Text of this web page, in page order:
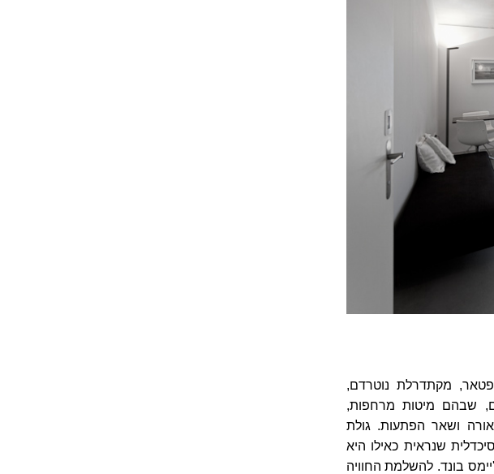
מקתדרלת נוטרדם,
שבהם מיטות מרחפות,
ושאר הפתעות. גולת
שנראית כאילו היא
סרטי ג'יימס בונד. להשלמת החוויה